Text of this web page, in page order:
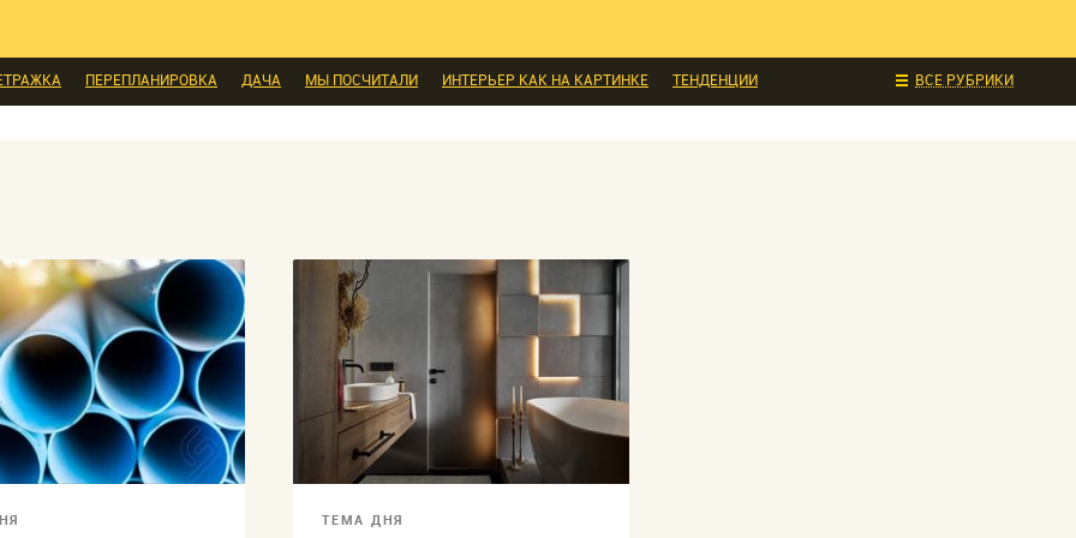
ВСЕ РУБРИКИ
ПЕРЕПЛАНИРОВКА ДАЧА МЫ ПОСЧИТАЛИ ИНТЕРЬЕР КАК НА КАРТИНКЕ
ТЕНДЕНЦИИ
ТЕМА ДНЯ